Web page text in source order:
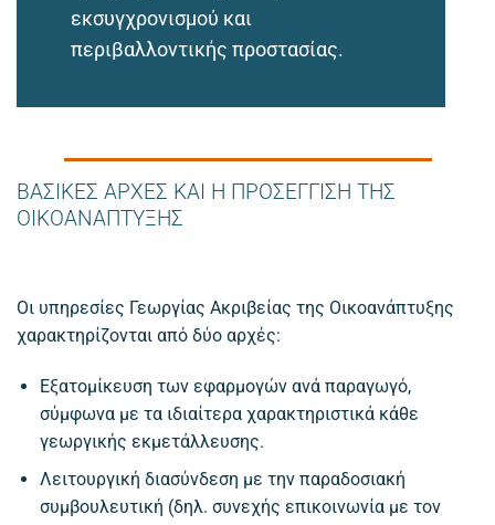
εκσυγχρονισμού και
περιβαλλοντικής προστασίας.
ΒΑΣΙΚΕΣ ΑΡΧΕΣ ΚΑΙ Η ΠΡΟΣΕΓΓΙΣΗ ΤΗΣ
ΟΙΚΟΑΝΑΠΤΥΞΗΣ
Οι υπηρεσίες Γεωργίας Ακριβείας της Οικοανάπτυξης
χαρακτηρίζονται από δύο αρχές:
Εξατομίκευση των εφαρμογών ανά παραγωγό,
σύμφωνα με τα ιδιαίτερα χαρακτηριστικά κάθε
γεωργικής εκμετάλλευσης.
Λειτουργική διασύνδεση με την παραδοσιακή
συμβουλευτική (δηλ. συνεχής επικοινωνία με τον